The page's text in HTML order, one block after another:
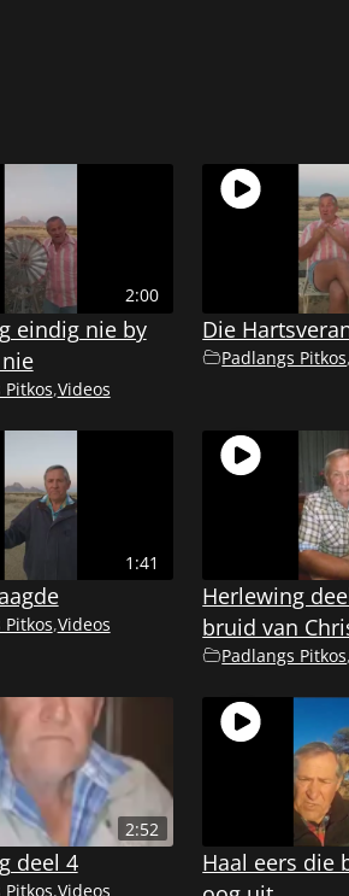
2:00
eindig nie by
,Videos
Die
Padlangs Pitkos
1:41
,Videos
Herlewing
bruid van
Padlangs Pitkos
2:52
deel 4
,Videos
Haal eers die